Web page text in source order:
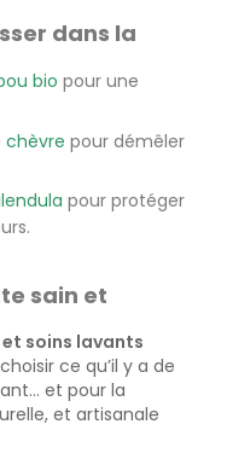
dans la
bio pour une
chèvre pour démêler
pour protéger
sain et
soins lavants
ce qu’il y a de
et pour la
et artisanale